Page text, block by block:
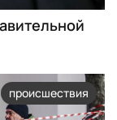
происшествия